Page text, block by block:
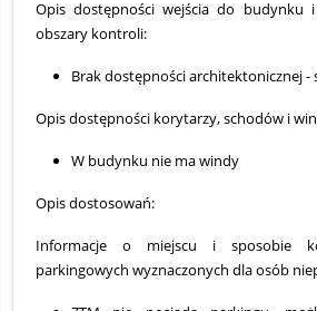
Opis dostępności wejścia do budynku
obszary kontroli:
Brak dostępności architektonicznej -
Opis dostępności korytarzy, schodów i
W budynku nie ma windy
Opis dostosowań:
Informacje o miejscu i sposobie
parkingowych wyznaczonych dla osób